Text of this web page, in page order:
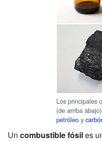
Los principales
(de arriba
petróleoy
Un combustible fósiles